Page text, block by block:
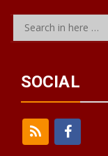
Search
SOCIAL